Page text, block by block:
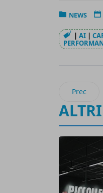
NEWS
| AI |
Articolo
Prec